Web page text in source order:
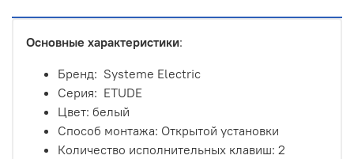
Основные характеристики:
Бренд: Systeme Electric
Серия: ETUDE
Цвет: белый
Способ монтажа: Открытой установки
Количество исполнительных клавиш: 2